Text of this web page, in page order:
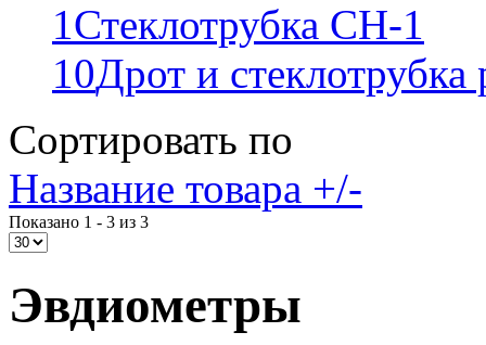
1Стеклотрубка СН-1
10Дрот и
Сортировать по
Название товара +/-
Показано 1 - 3 из 3
Эвдиометры